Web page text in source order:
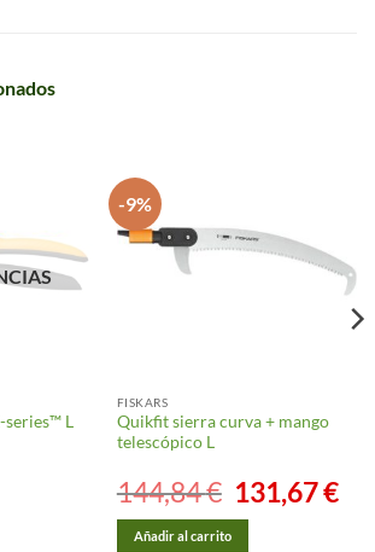
series™ L
-9%
FISKARS
Quikfit sierra curva + mango
telescópico L
144,84€
El
precio
original
131,67€El
Añadir al carrito